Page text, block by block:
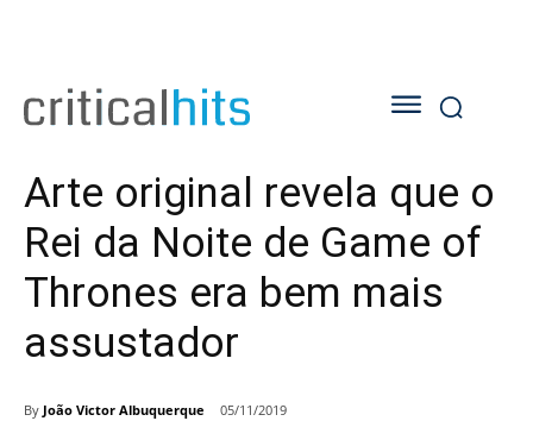
Arte original revela que o
Rei da Noite de Game of
Thrones era bem mais
assustador
By João Victor Albuquerque 05/11/2019